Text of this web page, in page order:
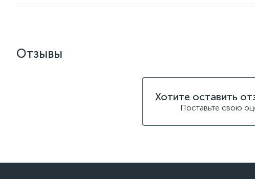
Отзывы
Хотите оставить
Поставьте свою